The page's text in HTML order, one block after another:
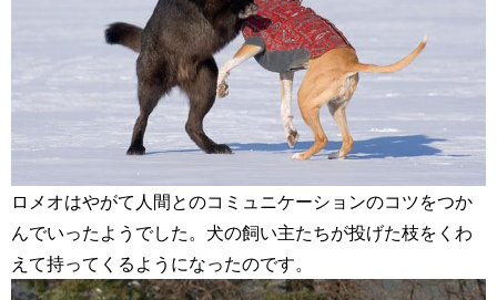
ロメオはやがて人間とのコミュニケーションのコツをつか
んでいったようでした。犬の飼い主たちが投げた枝をくわ
えて持ってくるようになったのです。